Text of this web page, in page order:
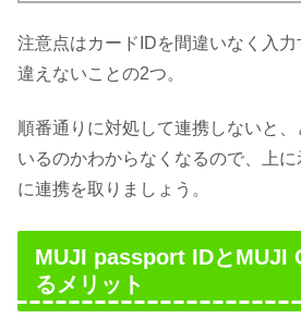
注意点はカードIDを間違いなく入
違えないことの2つ。
順番通りに対処して連携しないと
いるのかわからなくなるので、上
に連携を取りましょう。
MUJI passport IDとMUJI
るメリット